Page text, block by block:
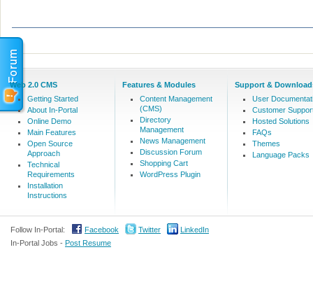
Web 2.0 CMS
Getting Started
About In-Portal
Online Demo
Main Features
Open Source
Approach
Technical
Requirements
Installation
Instructions
Features & Modules
Content Management
(CMS)
Directory
Management
News Management
Discussion Forum
Shopping Cart
WordPress Plugin
Support &
User
Customer
Hosted Solutions
FAQs
Themes
Language Packs
Follow In-Portal: Facebook Twitter
LinkedIn
In-Portal Jobs - Post Resume